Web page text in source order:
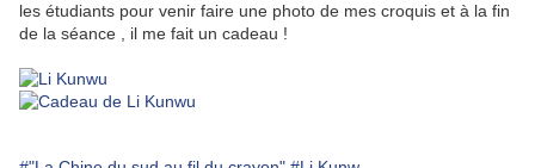
les étudiants pour venir faire une photo de mes croquis et à la fin
de la séance , il me fait un cadeau !